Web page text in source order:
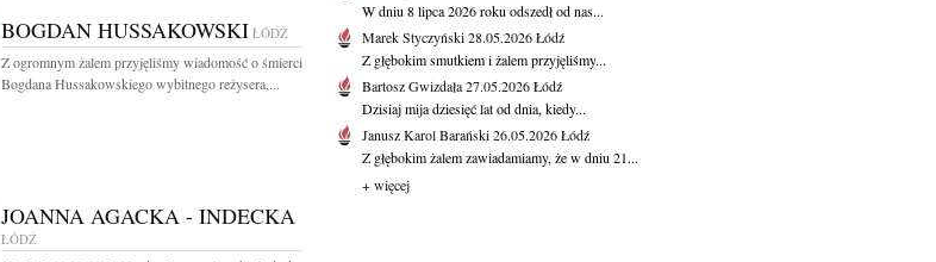
BOGDAN HUSSAKOWSKI ŁÓDŹ
Z ogromnym żalem przyjęliśmy wiadomość o śmierci
Bogdana Hussakowskiego wybitnego reżysera,...
JOANNA AGACKA - INDECKA
ŁÓDŹ
W dniu 8 lipca 2026 roku odszedł od nas...
Marek Styczyński28.05.2026Łódź
Z głębokim smutkiem i żalem przyjęliśmy...
Bartosz Gwizdała27.05.2026Łódź
Dzisiaj mija dziesięć lat od dnia, kiedy...
Janusz Karol Barański26.05.2026Łódź
Z głębokim żalem zawiadamiamy, że w dniu 21...
+ więcej